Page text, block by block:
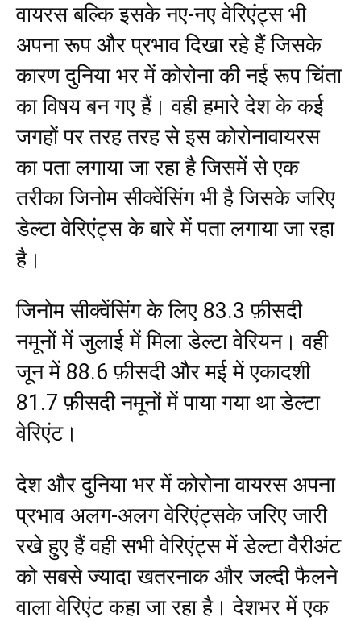
वायरस बल्कि इसके नए-नए वेरिएंट्स भी
अपना रूप और प्रभाव दिखा रहे हैं जिसके
कारण दुनिया भर में कोरोना की नई रूप चिंता
का विषय बन गए हैं। वही हमारे देश के कई
जगहों पर तरह तरह से इस कोरोनावायरस
का पता लगाया जा रहा है जिसमें से एक
तरीका जिनोम सीक्वेंसिंग भी है जिसके जरिए
डेल्टा वेरिएंट्स के बारे में पता लगाया जा रहा
है।
जिनोम सीक्वेंसिंग के लिए 83.3 फ़ीसदी
नमूनों में जुलाई में मिला डेल्टा वेरियन। वही
जून में 88.6 फ़ीसदी और मई में एकादशी
81.7 फ़ीसदी नमूनों में पाया गया था डेल्टा
वेरिएंट।
देश और दुनिया भर में कोरोना वायरस अपना
प्रभाव अलग-अलग वेरिएंट्सके जरिए जारी
रखे हुए हैं वही सभी वेरिएंट्स में डेल्टा वैरीअंट
को सबसे ज्यादा खतरनाक और जल्दी फैलने
वाला वेरिएंट कहा जा रहा है। देशभर में एक